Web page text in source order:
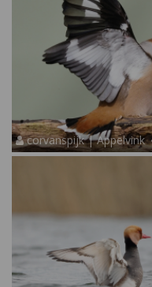
corvanspijk | Appelvink